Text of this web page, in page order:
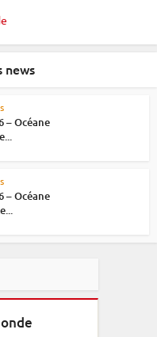
news
– Océane
– Océane